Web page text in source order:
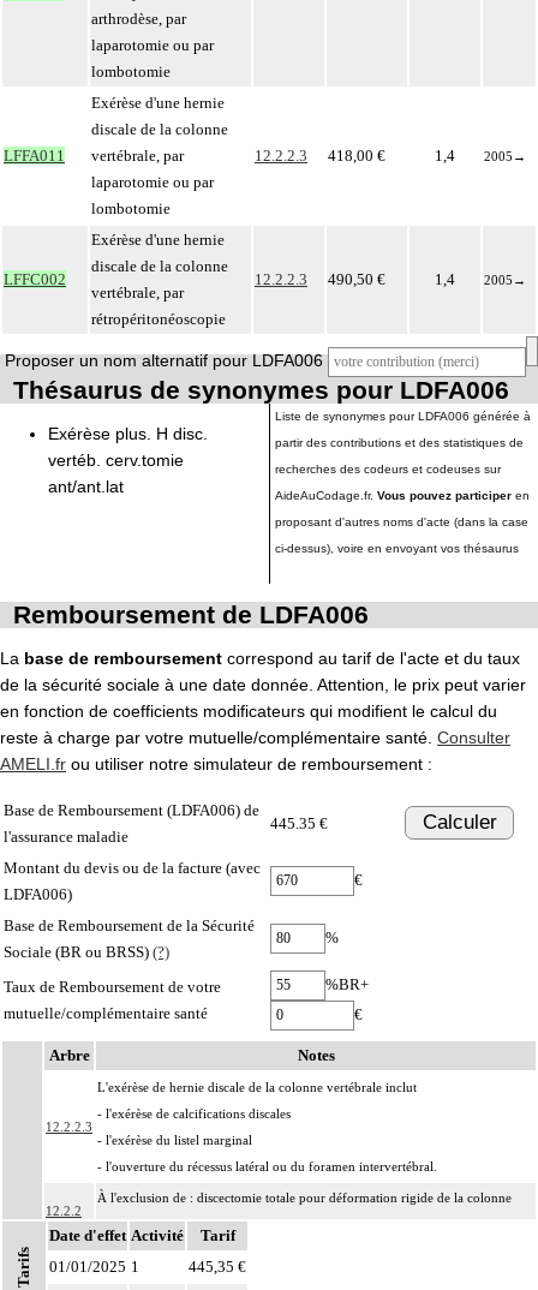
arthrodèse, par
laparotomie ou par
lombotomie
LFFA011
Exérèse d'une hernie
discale de la colonne
vertébrale, par
laparotomie ou par
lombotomie
12.2.2.3 418,00 € 1,4 2005 →
LFFC002
Exérèse d'une hernie
discale de la colonne
vertébrale, par
rétropéritonéoscopie
12.2.2.3 490,50 € 1,4 2005 →
Proposer un nom alternatif pour LDFA006
Thésaurus de synonymes pour LDFA006
Exérèse plus. H disc.
vertéb. cerv.tomie
ant/ant.lat
Liste de synonymes pour LDFA006 générée à
partir des contributions et des statistiques de
recherches des codeurs et codeuses sur
AideAuCodage.fr. Vous pouvez participer en
proposant d'autres noms d'acte (dans la case
ci-dessus), voire en envoyant vos thésaurus
Remboursement de LDFA006
La base de remboursement correspond au tarif de l'acte et du taux
de la sécurité sociale à une date donnée. Attention, le prix peut varier
en fonction de coefficients modificateurs qui modifient le calcul du
reste à charge par votre mutuelle/complémentaire santé. Consulter
AMELI.fr ou utiliser notre simulateur de remboursement :
Base de Remboursement (LDFA006) de
l'assurance maladie
445.35 € Calculer
Montant du devis ou de la facture (avec
LDFA006)
€
Base de Remboursement de la Sécurité
Sociale (BR ou BRSS) (?)
%
Taux de Remboursement de votre
mutuelle/complémentaire santé
%BR+
€
Arbre Notes
12.2.2.3
L'exérèse de hernie discale de la colonne vertébrale inclut
- l'exérèse de calcifications discales
- l'exérèse du listel marginal
- l'ouverture du récessus latéral ou du foramen intervertébral.
12.2.2
À l'exclusion de : discectomie totale pour déformation rigide de la colonne
vertébrale (cf 12.02.01.08)
12.2.2
Facturation : ne peuvent pas être facturés avec les actes du paragraphe
Tarifs
Date d'effet Activité
Tarif
01/01/2025 1
445,35 €